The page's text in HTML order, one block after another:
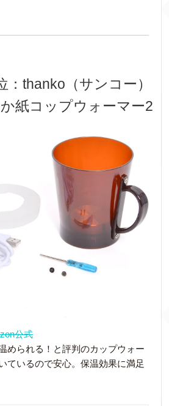
：thanko（サンコー）
紙コップウォーマー2
公式
められる！と評判のカップウォー
ているので安心。保温効果に満足